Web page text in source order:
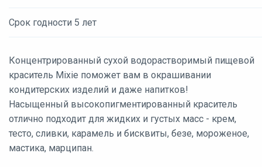
Срок годности 5 лет
Концентрированный сухой водорастворимый пищевой
краситель Mixie поможет вам в окрашивании
кондитерских изделий и даже напитков!
Насыщенный высокопигментированный краситель
отлично подходит для жидких и густых масс - крем,
тесто, сливки, карамель и бисквиты, безе, мороженое,
мастика, марципан.